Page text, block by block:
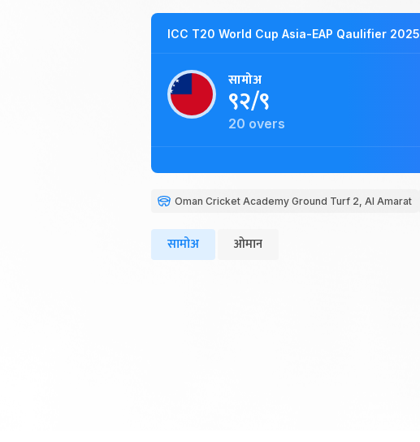
ICC T20 World Cup Asia-EAP Qaulifier 2025
सामोअ
९२/९
20 overs
Oman Cricket Academy Ground Turf 2, Al Amarat
सामोअ ओमान